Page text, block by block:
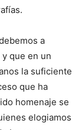
a
que en un
la suficiente
que ha
homenaje se
elogiamos